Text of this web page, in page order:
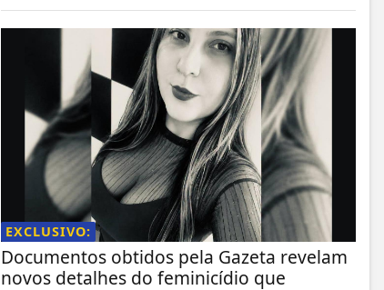
EXCLUSIVO:
Documentos obtidos pela Gazeta revelam
novos detalhes do feminicídio que